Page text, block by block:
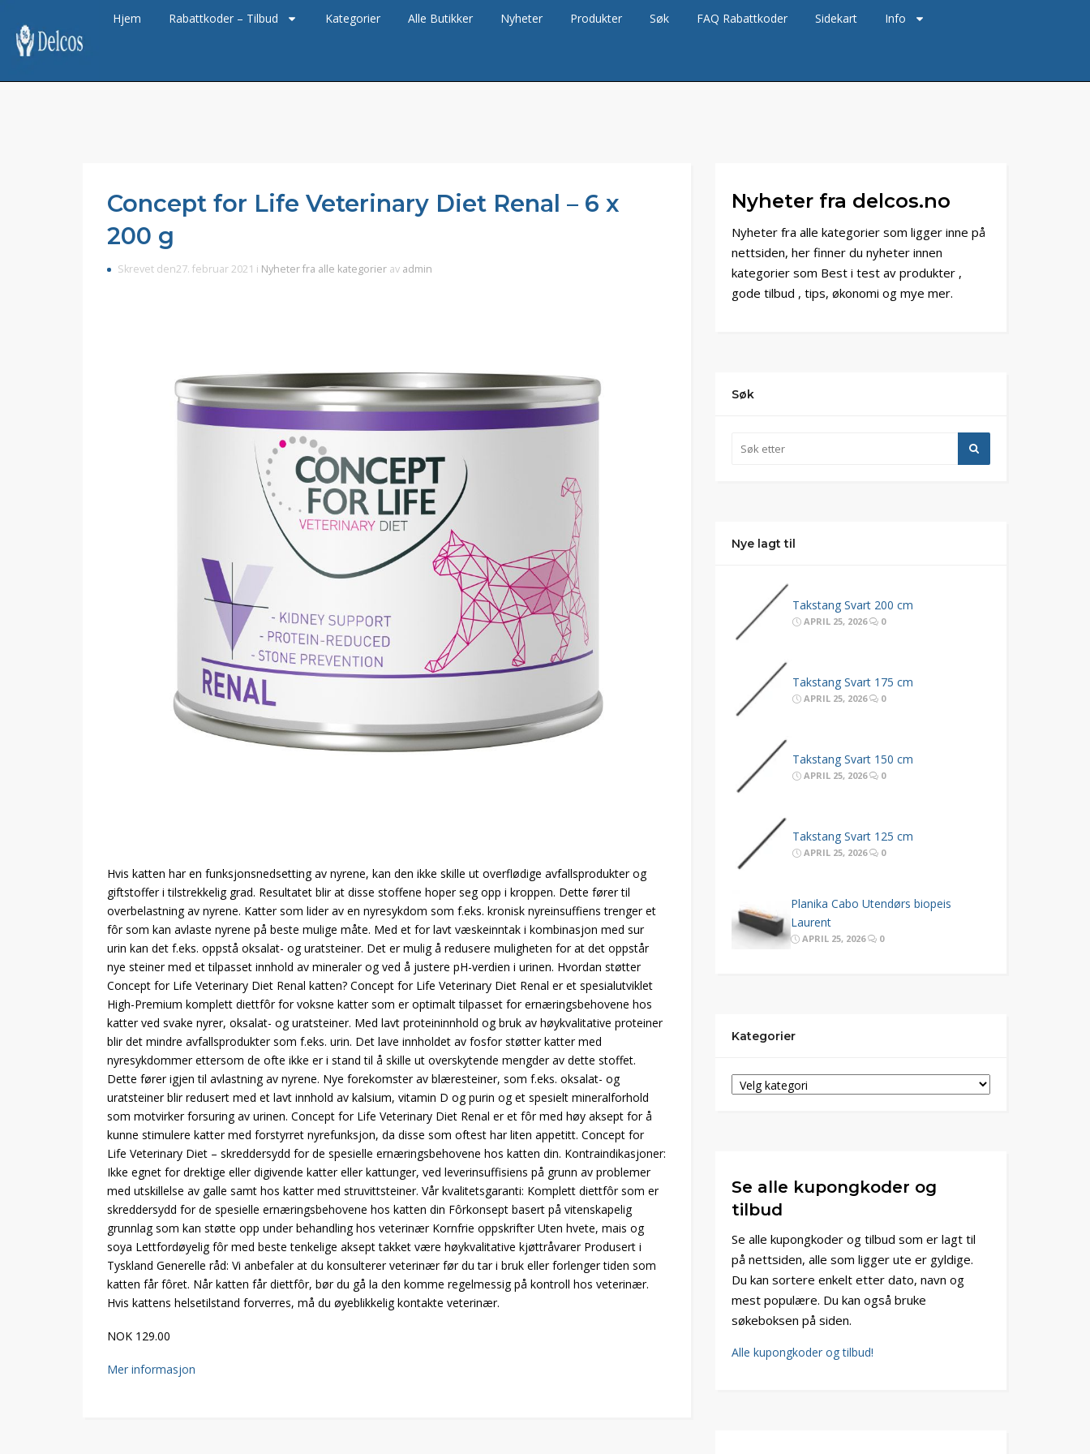
Hjem Rabattkoder – Tilbud Kategorier Alle Butikker Nyheter Produkter Søk FAQ Rabattkoder Sidekart Info
Concept for Life Veterinary Diet Renal – 6 x
200 g
Skrevet den27. februar 2021 i Nyheter fra alle kategorier av admin
Hvis katten har en funksjonsnedsetting av nyrene, kan den ikke skille ut overflødige avfallsprodukter og
giftstoffer i tilstrekkelig grad. Resultatet blir at disse stoffene hoper seg opp i kroppen. Dette fører til
overbelastning av nyrene. Katter som lider av en nyresykdom som f.eks. kronisk nyreinsuffiens trenger et
fôr som kan avlaste nyrene på beste mulige måte. Med et for lavt væskeinntak i kombinasjon med sur
urin kan det f.eks. oppstå oksalat- og uratsteiner. Det er mulig å redusere muligheten for at det oppstår
nye steiner med et tilpasset innhold av mineraler og ved å justere pH-verdien i urinen. Hvordan støtter
Concept for Life Veterinary Diet Renal katten? Concept for Life Veterinary Diet Renal er et spesialutviklet
High-Premium komplett diettfôr for voksne katter som er optimalt tilpasset for ernæringsbehovene hos
katter ved svake nyrer, oksalat- og uratsteiner. Med lavt proteininnhold og bruk av høykvalitative proteiner
blir det mindre avfallsprodukter som f.eks. urin. Det lave innholdet av fosfor støtter katter med
nyresykdommer ettersom de ofte ikke er i stand til å skille ut overskytende mengder av dette stoffet.
Dette fører igjen til avlastning av nyrene. Nye forekomster av blæresteiner, som f.eks. oksalat- og
uratsteiner blir redusert med et lavt innhold av kalsium, vitamin D og purin og et spesielt mineralforhold
som motvirker forsuring av urinen. Concept for Life Veterinary Diet Renal er et fôr med høy aksept for å
kunne stimulere katter med forstyrret nyrefunksjon, da disse som oftest har liten appetitt. Concept for
Life Veterinary Diet – skreddersydd for de spesielle ernæringsbehovene hos katten din. Kontraindikasjoner:
Ikke egnet for drektige eller digivende katter eller kattunger, ved leverinsuffisiens på grunn av problemer
med utskillelse av galle samt hos katter med struvittsteiner. Vår kvalitetsgaranti: Komplett diettfôr som er
skreddersydd for de spesielle ernæringsbehovene hos katten din Fôrkonsept basert på vitenskapelig
grunnlag som kan støtte opp under behandling hos veterinær Kornfrie oppskrifter Uten hvete, mais og
soya Lettfordøyelig fôr med beste tenkelige aksept takket være høykvalitative kjøttråvarer Produsert i
Tyskland Generelle råd: Vi anbefaler at du konsulterer veterinær før du tar i bruk eller forlenger tiden som
katten får fôret. Når katten får diettfôr, bør du gå la den komme regelmessig på kontroll hos veterinær.
Hvis kattens helsetilstand forverres, må du øyeblikkelig kontakte veterinær.
NOK 129.00
Mer informasjon
Nyheter fra delcos.no
Nyheter fra alle kategorier som ligger inne på
nettsiden, her finner du nyheter innen
kategorier som Best i test av produkter ,
gode tilbud , tips, økonomi og mye mer.
Søk
Nye lagt til
Takstang Svart 200 cm
APRIL 25, 2026 0
Takstang Svart 175 cm
APRIL 25, 2026 0
Takstang Svart 150 cm
APRIL 25, 2026 0
Takstang Svart 125 cm
APRIL 25, 2026 0
Planika Cabo Utendørs biopeis
Laurent
APRIL 25, 2026 0
Kategorier
Se alle kupongkoder og
tilbud
Se alle kupongkoder og tilbud som er lagt til
på nettsiden, alle som ligger ute er gyldige.
Du kan sortere enkelt etter dato, navn og
mest populære. Du kan også bruke
søkeboksen på siden.
Alle kupongkoder og tilbud!